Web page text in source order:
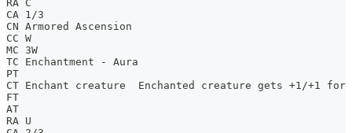
RA C
CA 1/3
CN Armored Ascension
CC W
MC 3W
TC Enchantment - Aura
PT
CT Enchant creature  Enchanted creature gets +1/+1
FT
AT
RA U